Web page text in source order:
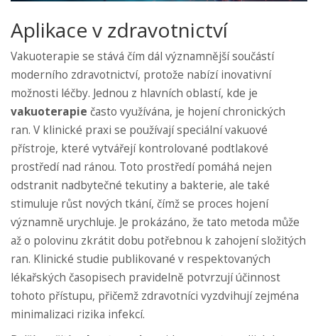
Aplikace v zdravotnictví
Vakuoterapie se stává čím dál významnější součástí
moderního zdravotnictví, protože nabízí inovativní
možnosti léčby. Jednou z hlavních oblastí, kde je
vakuoterapie často využívána, je hojení chronických
ran. V klinické praxi se používají speciální vakuové
přístroje, které vytvářejí kontrolované podtlakové
prostředí nad ránou. Toto prostředí pomáhá nejen
odstranit nadbytečné tekutiny a bakterie, ale také
stimuluje růst nových tkání, čímž se proces hojení
významně urychluje. Je prokázáno, že tato metoda může
až o polovinu zkrátit dobu potřebnou k zahojení složitých
ran. Klinické studie publikované v respektovaných
lékařských časopisech pravidelně potvrzují účinnost
tohoto přístupu, přičemž zdravotníci vyzdvihují zejména
minimalizaci rizika infekcí.